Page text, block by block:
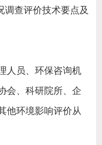
调查评价技术要点及
人员、环保咨询机
会、科研院所、企
他环境影响评价从